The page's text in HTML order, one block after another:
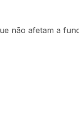
não afetam a